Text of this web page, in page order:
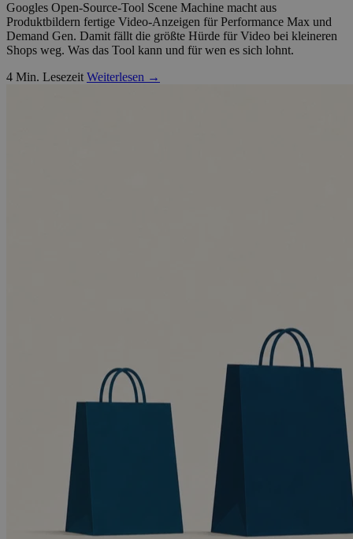
Googles Open-Source-Tool Scene Machine macht aus
Produktbildern fertige Video-Anzeigen für Performance Max und
Demand Gen. Damit fällt die größte Hürde für Video bei kleineren
Shops weg. Was das Tool kann und für wen es sich lohnt.
4 Min. Lesezeit Weiterlesen →